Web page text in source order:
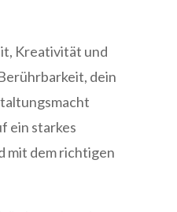
Kreativität und
dein
ein starkes
mit dem richtigen